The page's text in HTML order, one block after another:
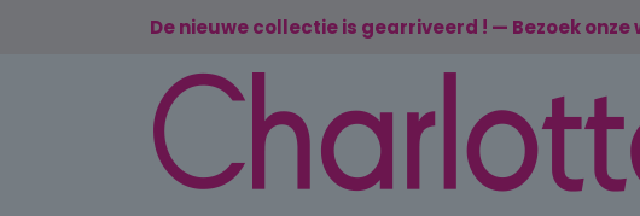
De nieuwe collectie is gearriveerd ! — Bezoek